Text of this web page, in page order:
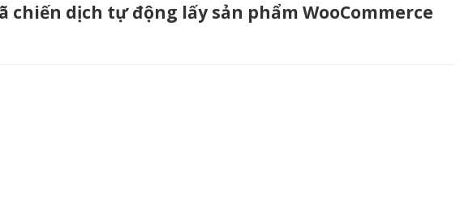
chiến dịch tự động lấy sản phẩm WooCommerce